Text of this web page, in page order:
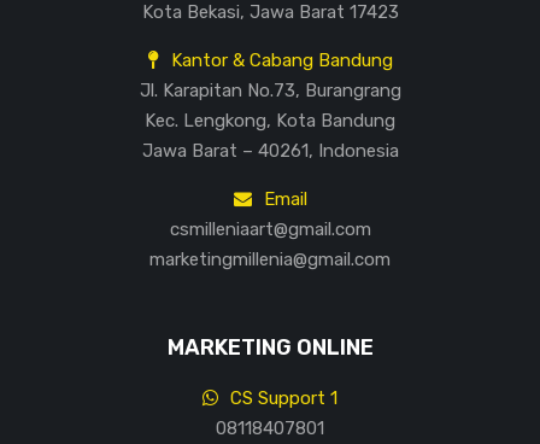
Kota Bekasi, Jawa Barat 17423
Kantor & Cabang Bandung
Jl. Karapitan No.73, Burangrang
Kec. Lengkong, Kota Bandung
Jawa Barat – 40261, Indonesia
Email
csmilleniaart@gmail.com
marketingmillenia@gmail.com
MARKETING ONLINE
CS Support 1
08118407801